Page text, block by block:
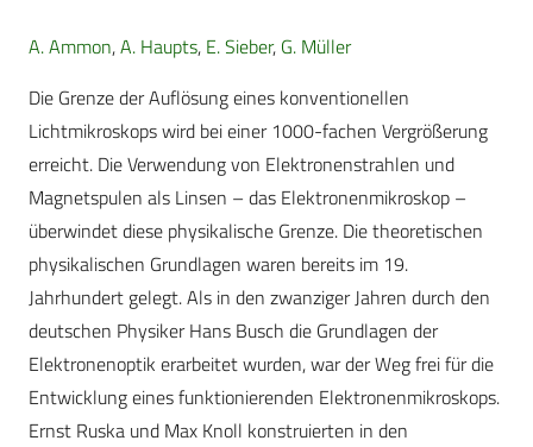
A. Ammon,A. Haupts, E. Sieber, G. Müller
Die Grenze der Auflösung eines konventionellen
Lichtmikroskops wird bei einer 1000-fachen Vergrößerung
erreicht. Die Verwendung von Elektronenstrahlen und
Magnetspulen als Linsen – das Elektronenmikroskop –
überwindet diese physikalische Grenze. Die theoretischen
physikalischen Grundlagen waren bereits im 19.
Jahrhundert gelegt. Als in den zwanziger Jahren durch den
deutschen Physiker Hans Busch die Grundlagen der
Elektronenoptik erarbeitet wurden, war der Weg frei für die
Entwicklung eines funktionierenden Elektronenmikroskops.
Ernst Ruska und Max Knoll konstruierten in den